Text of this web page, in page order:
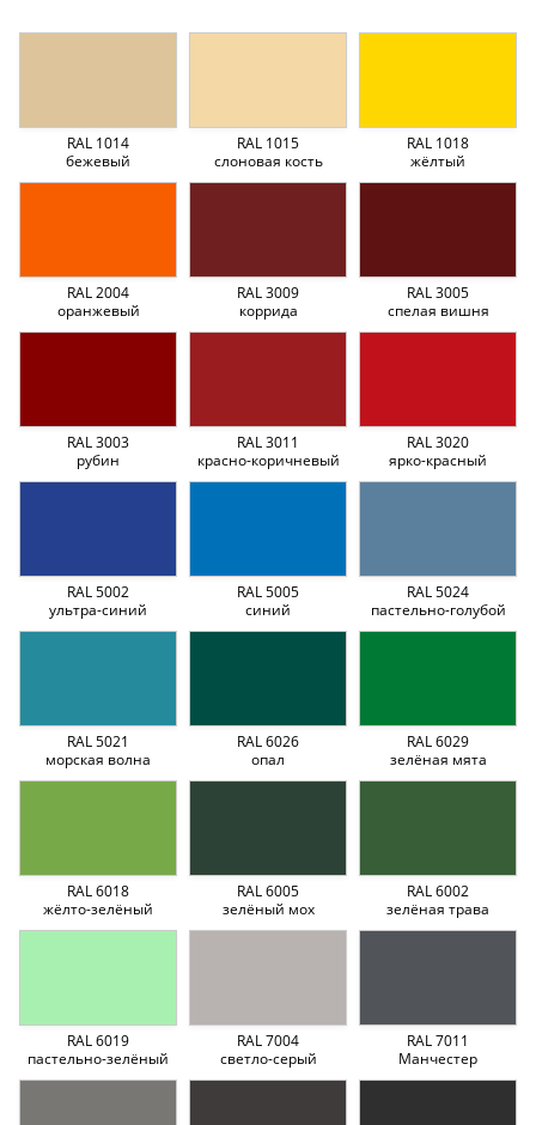
RAL 1014
бежевый
RAL 1015
слоновая кость
RAL 1018
жёлтый
RAL 2004
оранжевый
RAL 3009
коррида
RAL 3005
спелая вишня
RAL 3003
рубин
RAL 3011
красно-коричневый
RAL 3020
ярко-красный
RAL 5002
ультра-синий
RAL 5005
синий
RAL 5024
пастельно-голубой
RAL 5021
морская волна
RAL 6026
опал
RAL 6029
зелёная мята
RAL 6018
жёлто-зелёный
RAL 6005
зелёный мох
RAL 6002
зелёная трава
RAL 6019
пастельно-зелёный
RAL 7004
светло-серый
RAL 7011
Манчестер